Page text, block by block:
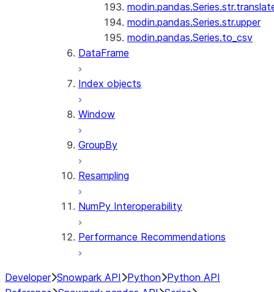
modin.pandas.Series.str.upper
modin.pandas.Series.to_csv
DataFrame
Index objects
Window
GroupBy
Resampling
NumPy Interoperability
Performance Recommendations
Developer Snowpark API Python Python API